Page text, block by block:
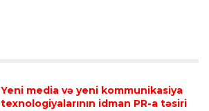
Yeni media və yeni kommunikasiya
texnologiyalarının idman PR-a təsiri